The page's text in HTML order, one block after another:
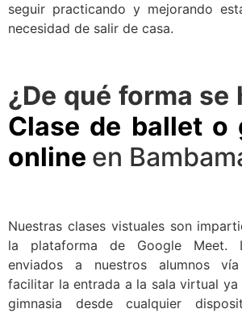
seguir practicando y mejorando
necesidad de salir de casa.
¿De qué forma se
Clase de ballet o
online en
Nuestras clases vistuales son
la plataforma de Google Meet.
enviados a nuestros alumnos
facilitar la entrada a la sala virtual
gimnasia desde cualquier